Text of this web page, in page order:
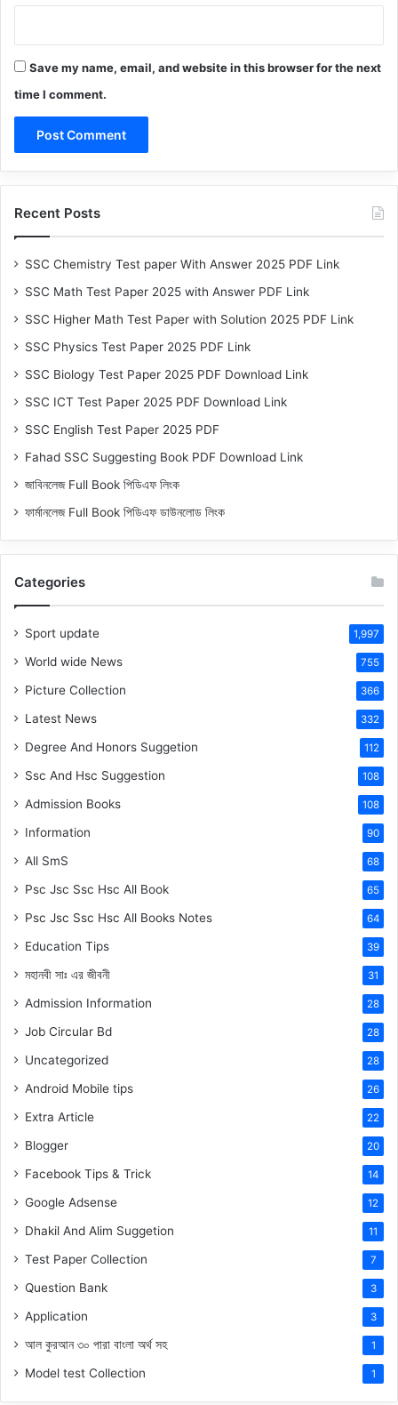
Save my name, email, and website in this browser for the next
time I comment.
Recent Posts
SSC Chemistry Test paper With Answer 2025 PDF Link
SSC Math Test Paper 2025 with Answer PDF Link
SSC Higher Math Test Paper with Solution 2025 PDF Link
SSC Physics Test Paper 2025 PDF Link
SSC Biology Test Paper 2025 PDF Download Link
SSC ICT Test Paper 2025 PDF Download Link
SSC English Test Paper 2025 PDF
Fahad SSC Suggesting Book PDF Download Link
জাবিনলেজ Full Book পিডিএফ লিংক
ফার্মানলেজ Full Book পিডিএফ ডাউনলোড লিংক
Categories
Sport update 1,997
World wide News 755
Picture Collection 366
Latest News 332
Degree And Honors Suggetion 112
Ssc And Hsc Suggestion 108
Admission Books 108
Information 90
All SmS 68
Psc Jsc Ssc Hsc All Book 65
Psc Jsc Ssc Hsc All Books Notes 64
Education Tips 39
মহানবী সাঃ এর জীবনী 31
Admission Information 28
Job Circular Bd 28
Uncategorized 28
Android Mobile tips 26
Extra Article 22
Blogger 20
Facebook Tips & Trick 14
Google Adsense 12
Dhakil And Alim Suggetion 11
Test Paper Collection 7
Question Bank 3
Application 3
আল কুরআন ৩০ পারা বাংলা অর্থ সহ 1
Model test Collection 1